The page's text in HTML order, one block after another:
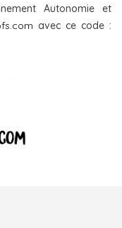
Autonomie et
avec ce code :